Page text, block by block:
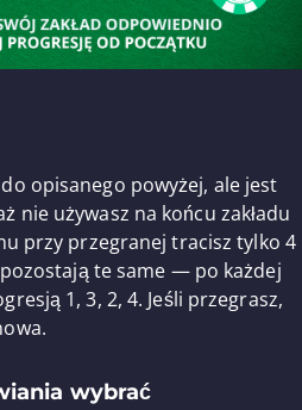
opisanego powyżej, ale jest
nie używasz na końcu zakładu
przy przegranej tracisz tylko 4
te same — po każdej
1, 3, 2, 4. Jeśli przegrasz,
wybrać